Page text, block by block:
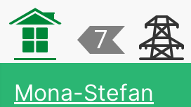
Mona-Stefan